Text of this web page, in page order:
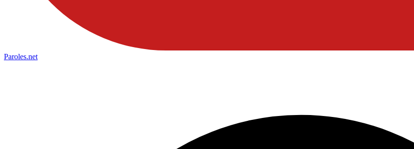
Paroles.net